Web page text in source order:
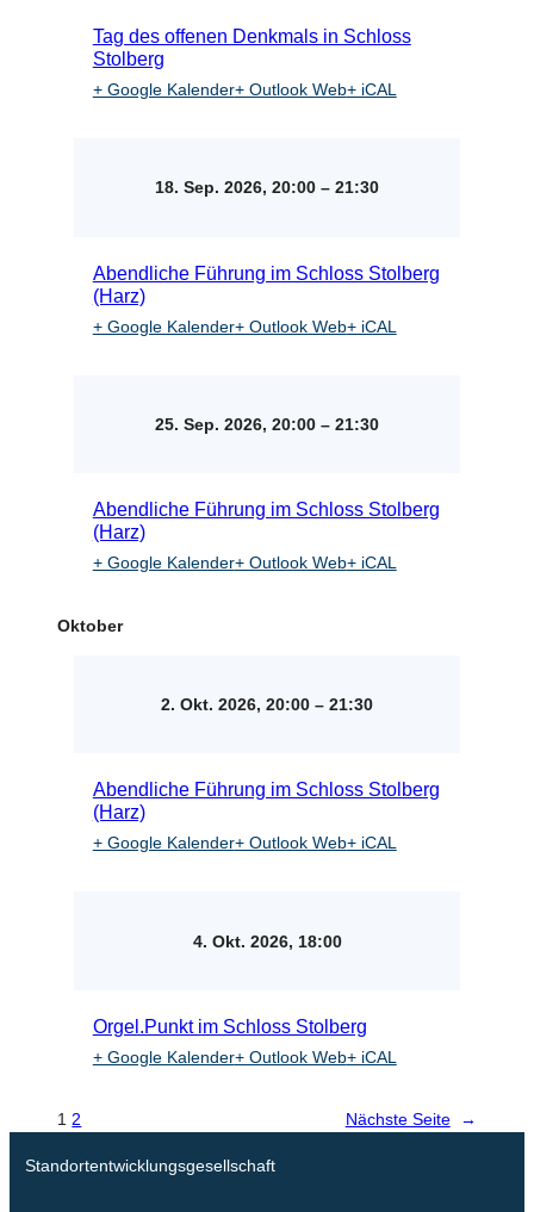
Tag des offenen Denkmals in Schloss
Stolberg
+ Google Kalender+ Outlook Web+ iCAL
18. Sep. 2026, 20:00 – 21:30
Abendliche Führung im Schloss Stolberg
(Harz)
+ Google Kalender+ Outlook Web+ iCAL
25. Sep. 2026, 20:00 – 21:30
Abendliche Führung im Schloss Stolberg
(Harz)
+ Google Kalender+ Outlook Web+ iCAL
Oktober
2. Okt. 2026, 20:00 – 21:30
Abendliche Führung im Schloss Stolberg
(Harz)
+ Google Kalender+ Outlook Web+ iCAL
4. Okt. 2026, 18:00
Orgel.Punkt im Schloss Stolberg
+ Google Kalender+ Outlook Web+ iCAL
1 2 Nächste Seite →
Standortentwicklungsgesellschaft